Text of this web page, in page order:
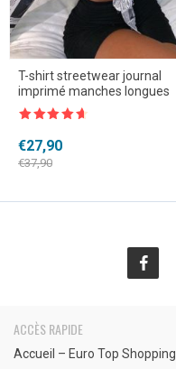
T-shirt streetwear journal
imprimé manches longues
€37,90
Le
prix
€27,90
Le
prix
ACCÈS RAPIDE
Accueil – Euro Top Shopping